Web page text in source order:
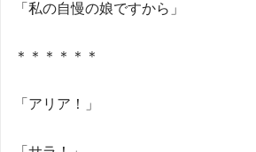
「私の自慢の娘ですから」
＊＊＊＊＊＊
「アリア！」